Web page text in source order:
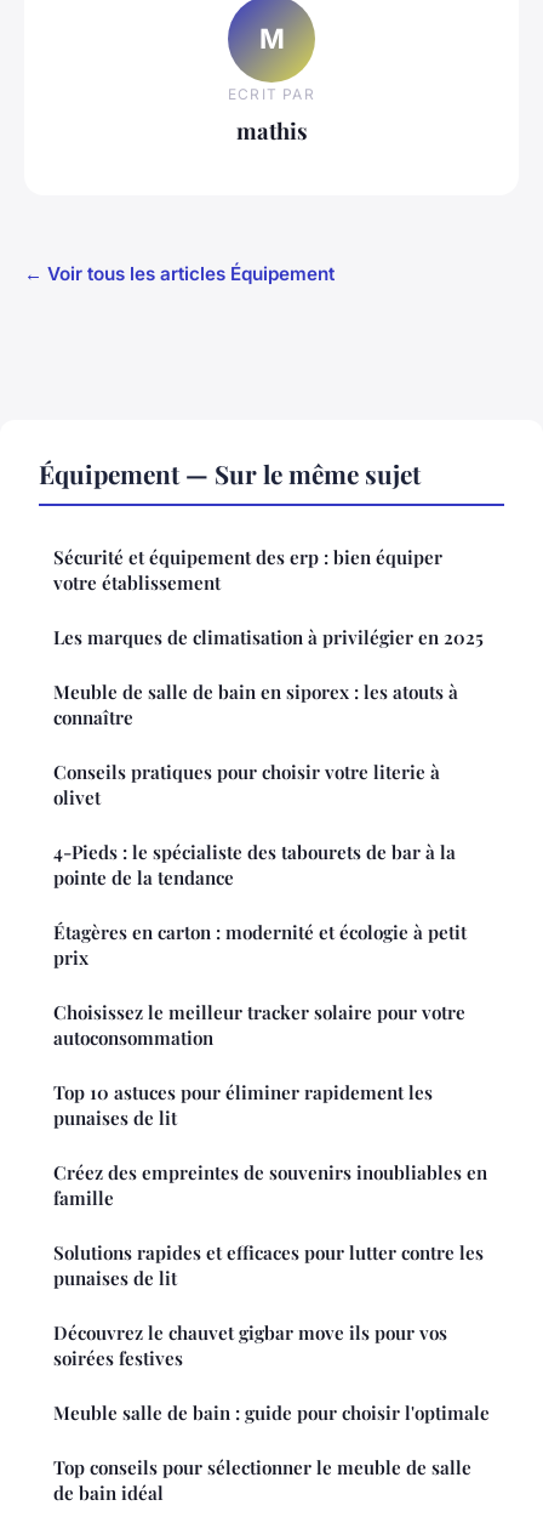
M
ECRIT PAR
mathis
← Voir tous les articles Équipement
Équipement — Sur le même sujet
Sécurité et équipement des erp : bien équiper
votre établissement
Les marques de climatisation à privilégier en 2025
Meuble de salle de bain en siporex : les atouts à
connaître
Conseils pratiques pour choisir votre literie à
olivet
4-Pieds : le spécialiste des tabourets de bar à la
pointe de la tendance
Étagères en carton : modernité et écologie à petit
prix
Choisissez le meilleur tracker solaire pour votre
autoconsommation
Top 10 astuces pour éliminer rapidement les
punaises de lit
Créez des empreintes de souvenirs inoubliables en
famille
Solutions rapides et efficaces pour lutter contre les
punaises de lit
Découvrez le chauvet gigbar move ils pour vos
soirées festives
Meuble salle de bain : guide pour choisir l'optimale
Top conseils pour sélectionner le meuble de salle
de bain idéal